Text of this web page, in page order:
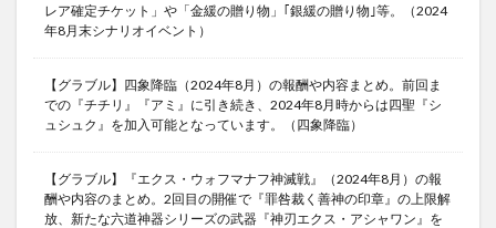
レア確定チケット」や「金緩の贈り物」｢銀緩の贈り物｣等。（2024
年8月末シナリオイベント）
【グラブル】四象降臨（2024年8月）の報酬や内容まとめ。前回ま
での『チチリ』『アミ』に引き続き、2024年8月時からは四聖『シ
ュシュク』を加入可能となっています。（四象降臨）
【グラブル】『エクス・ウォフマナフ神滅戦』（2024年8月）の報
酬や内容のまとめ。2回目の開催で『罪咎裁く善神の印章』の上限解
放、新たな六道神器シリーズの武器『神刃エクス・アシャワン』を